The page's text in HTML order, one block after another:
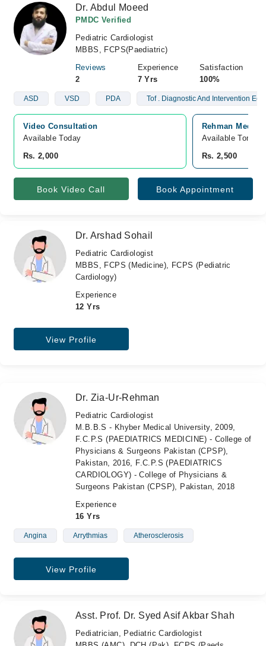
Dr. Abdul Moeed
PMDC Verified
Pediatric Cardiologist
MBBS, FCPS(Paediatric)
Reviews
2
Experience
7 Yrs
Satisfaction
100%
ASD VSD PDA Tof . Diagnostic And Intervention
Video Consultation
Available Today
Rs. 2,000
Rehman
Available
Rs. 2,500
Book Video Call Book Appointment
Dr. Arshad Sohail
Pediatric Cardiologist
MBBS, FCPS (Medicine), FCPS (Pediatric
Cardiology)
Experience
12 Yrs
View Profile
Dr. Zia-Ur-Rehman
Pediatric Cardiologist
M.B.B.S - Khyber Medical University, 2009,
F.C.P.S (PAEDIATRICS MEDICINE) - College of
Physicians & Surgeons Pakistan (CPSP),
Pakistan, 2016, F.C.P.S (PAEDIATRICS
CARDIOLOGY) - College of Physicians &
Surgeons Pakistan (CPSP), Pakistan, 2018
Experience
16 Yrs
Angina Arrythmias Atherosclerosis
View Profile
Asst. Prof. Dr. Syed Asif Akbar Shah
Pediatrician, Pediatric Cardiologist